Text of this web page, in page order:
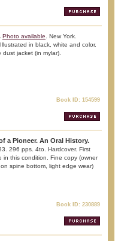
Photo available . New York.
in black, white and color.
jacket (in mylar).
Book ID: 154599
a Pioneer. An Oral History.
296 pps. 4to. Hardcover. First
in this condition. Fine copy (owner
spine bottom, light edge wear)
Book ID: 230889